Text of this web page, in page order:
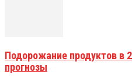
Подорожание продуктов в
прогнозы